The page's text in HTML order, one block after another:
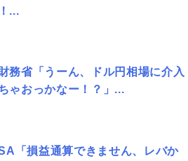
...
務省「うーん、ドル円相場に介入
ゃおっかなー！？」...
「損益通算できません、レバか